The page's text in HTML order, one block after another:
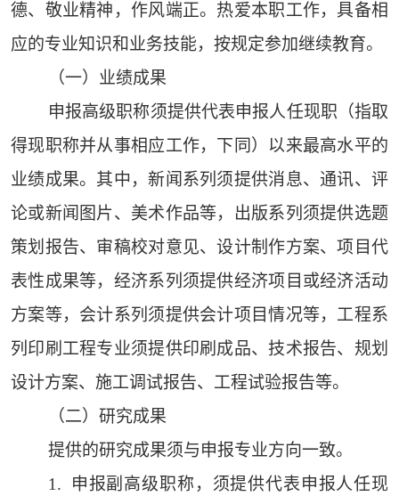
德、敬业精神，作风端正。热爱本职工作，具备相
应的专业知识和业务技能，按规定参加继续教育。
（一）业绩成果
申报高级职称须提供代表申报人任现职（指取
得现职称并从事相应工作，下同）以来最高水平的
业绩成果。其中，新闻系列须提供消息、通讯、评
论或新闻图片、美术作品等，出版系列须提供选题
策划报告、审稿校对意见、设计制作方案、项目代
表性成果等，经济系列须提供经济项目或经济活动
方案等，会计系列须提供会计项目情况等，工程系
列印刷工程专业须提供印刷成品、技术报告、规划
设计方案、施工调试报告、工程试验报告等。
（二）研究成果
提供的研究成果须与申报专业方向一致。
1. 申报副高级职称，须提供代表申报人任现